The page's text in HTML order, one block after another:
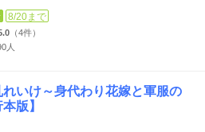
8/20まで
（4件）
人
いけ～身代わり花嫁と軍服の
版】